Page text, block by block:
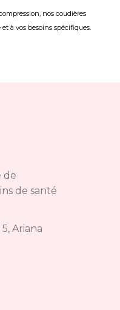
nos coudières
à vos besoins spécifiques.
de
de santé
Ariana